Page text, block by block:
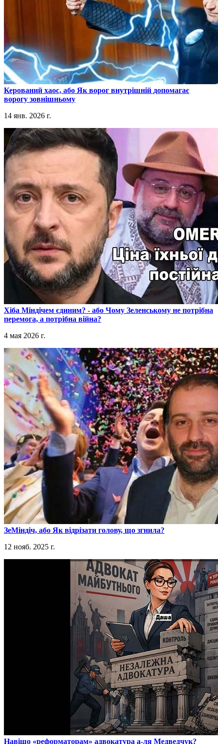
​Керований хаос, або Як ворог внутрішній допомагає
ворогу зовнішньому
14 янв. 2026 г.
​Хіба Міндічем єдиним? - або Чому Зеленському не потрібна
перемога, а потрібна війна?
4 мая 2026 г.
​ЗеМіндіч, або Як відрізати голову, що згнила?
12 нояб. 2025 г.
​Навіщо «реформаторам» адвокатура а-ля Медведчук?